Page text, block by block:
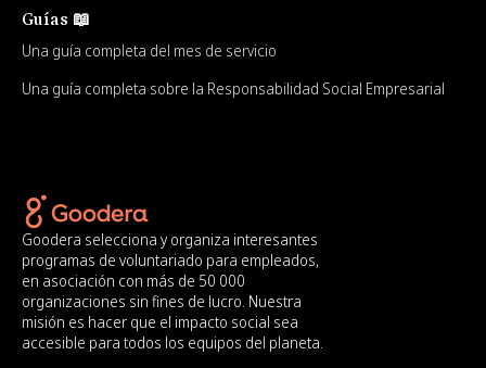
Guías 📖
Una guía completa del mes de servicio
Una guía completa sobre la Responsabilidad Social Empresarial
Goodera selecciona y organiza interesantes
programas de voluntariado para empleados,
en asociación con más de 50 000
organizaciones sin fines de lucro. Nuestra
misión es hacer que el impacto social sea
accesible para todos los equipos del planeta.